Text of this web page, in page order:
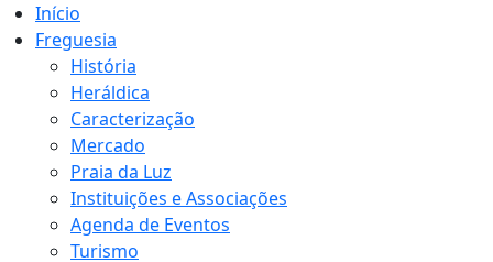
Início
Freguesia
História
Heráldica
Caracterização
Mercado
Praia da Luz
Instituições e Associações
Agenda de Eventos
Turismo